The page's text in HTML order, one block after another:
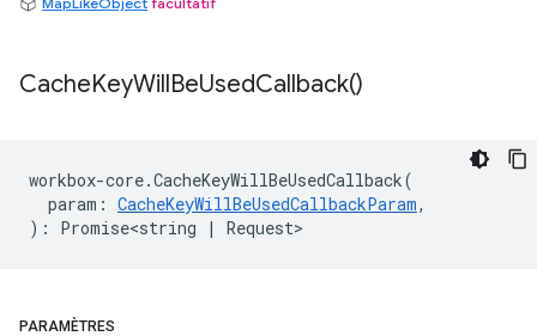
CacheKeyWillBeUsedCallback()
workbox-core.CacheKeyWillBeUsedCallback(
param : CacheKeyWillBeUsedCallbackParam,
) : Promise<string | Request>
PARAMÈTRES